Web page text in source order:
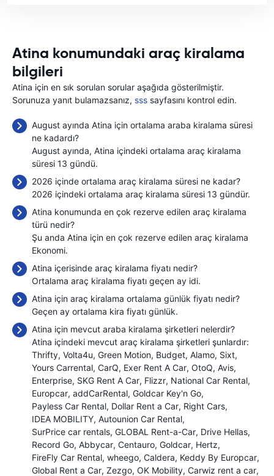
Atina konumundaki araç kiralama
bilgileri
Atina için en sık sorulan sorular aşağıda gösterilmiştir.
Sorunuza yanıt bulamazsanız, sss sayfasını kontrol edin.
August ayında Atina için ortalama araba kiralama süresi
ne kadardı?
August ayında, Atina içindeki ortalama araç kiralama
süresi 13 gündü.
2026 içinde ortalama araç kiralama süresi ne kadar?
2026 içindeki ortalama araç kiralama süresi 13 gündür.
Atina konumunda en çok rezerve edilen araç kiralama
türü nedir?
Şu anda Atina için en çok rezerve edilen araç kiralama
Ekonomi.
Atina içerisinde araç kiralama fiyatı nedir?
Ortalama araç kiralama fiyatı geçen ay idi.
Atina için araç kiralama ortalama günlük fiyatı nedir?
Geçen ay ortalama kira fiyatı günlük.
Atina için mevcut araba kiralama şirketleri nelerdir?
Atina içindeki mevcut araç kiralama şirketleri şunlardır:
Thrifty Volta4u Green Motion Budget Alamo Sixt
Yours Carrental CarQ Exer Rent A Car OtoQ Avis
Enterprise SKG Rent A Car Flizzr National Car Rental
Europcar addCarRental Goldcar Key'n Go
Payless Car Rental Dollar Rent a Car Right Cars
IDEA MOBILITY Autounion Car Rental
SurPrice car rentals GLOBAL Rent-a-Car Drive Hellas
Record Go Abbycar Centauro Goldcar Hertz
FireFly Car Rental wheego Caldera Keddy By Europcar
Global Rent a Car Zezgo OK Mobility Carwiz rent a car